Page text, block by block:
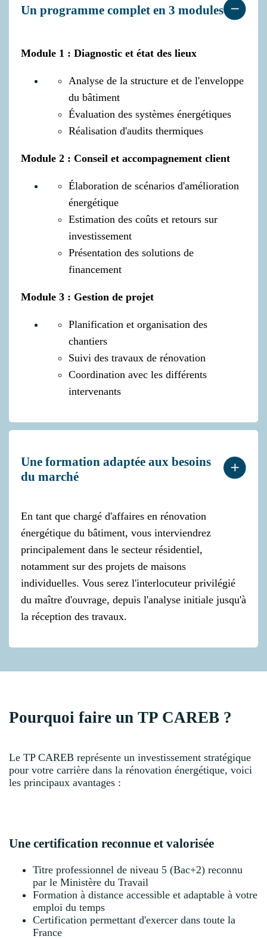
Un programme complet en 3 modules
Module 1 : Diagnostic et état des lieux
Analyse de la structure et de l'enveloppe
du bâtiment
Évaluation des systèmes énergétiques
Réalisation d'audits thermiques
Module 2 : Conseil et accompagnement client
Élaboration de scénarios d'amélioration
énergétique
Estimation des coûts et retours sur
investissement
Présentation des solutions de
financement
Module 3 : Gestion de projet
Planification et organisation des
chantiers
Suivi des travaux de rénovation
Coordination avec les différents
intervenants
Une formation adaptée aux besoins
du marché
En tant que chargé d'affaires en rénovation
énergétique du bâtiment, vous interviendrez
principalement dans le secteur résidentiel,
notamment sur des projets de maisons
individuelles. Vous serez l'interlocuteur privilégié
du maître d'ouvrage, depuis l'analyse initiale jusqu'à
la réception des travaux.
Pourquoi faire un TP CAREB ?
Le TP CAREB représente un investissement stratégique
pour votre carrière dans la rénovation énergétique, voici
les principaux avantages :
Une certification reconnue et valorisée
Titre professionnel de niveau 5 (Bac+2) reconnu
par le Ministère du Travail
Formation à distance accessible et adaptable à votre
emploi du temps
Certification permettant d'exercer dans toute la
France